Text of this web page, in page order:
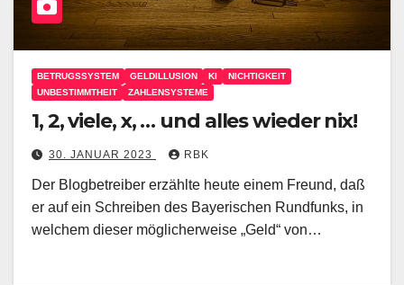
BETRUGSSYSTEM GELDILLUSION KI
NICHTIGKEIT
UNBESTIMMTHEIT
ZAHLENSYSTEME
1, 2, viele, x, … und alles wieder nix!
30. JANUAR 2023 RBK
Der Blogbetreiber erzählte heute einem Freund, daß
er auf ein Schreiben des Bayerischen Rundfunks, in
welchem dieser möglicherweise „Geld“ von…